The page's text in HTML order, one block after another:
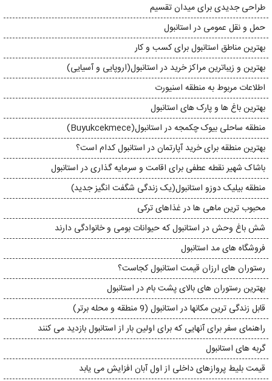
طراحی جدیدی برای میدان تقسیم
حمل و نقل عمومی در استانبول
بهترین مناطق استانبول برای کسب و کار
بهترین و زیباترین مراکز خرید در استانبول(اروپایی و آسیایی)
اطلاعات مربوط به منطقه اسنیورت
بهترین باغ ها و پارک های استانبول
منطقه ساحلی بیوک چکمجه در استانبول(Buyukcekmece)
بهترین منطقه برای خرید آپارتمان در استانبول کدام است؟
باشاک شهیر نقطه عطفی برای اقامت و سرمایه گذاری در استانبول
منطقه بیلیک دوزو استانبول(یک زندگی شگفت انگیز جدید)
محبوب ترین ماهی ها در غذاهای ترکی
شش باغ وحش در استانبول که حیوانات بومی و خانوادگی دارند
فروشگاه های مد استانبول
رستوران های ارزان قیمت استانبول کجاست؟
بهترین رستوران های بالای پشت بام در استانبول
قابل زندگی ترین مکانها در استانبول (9 منطقه و محله برتر)
راهنمای سفر برای آنهایی که برای اولین بار از استانبول بازدید می کنند
گربه های استانبول
قیمت بلیط پروازهای داخلی از اول آبان افزایش می یابد